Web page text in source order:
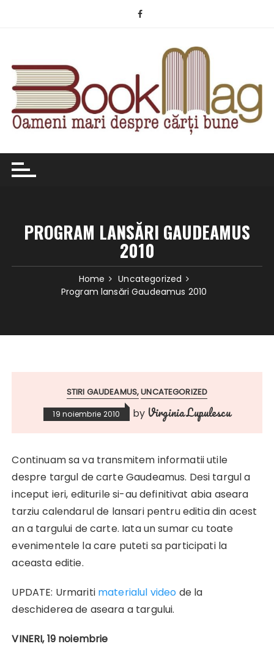
PROGRAM LANSĂRI GAUDEAMUS
2010
Home
Uncategorized
Program lansări Gaudeamus 2010
STIRI GAUDEAMUS UNCATEGORIZED
19 noiembrie 2010 by Virginia Lupulescu
Continuam sa va transmitem informatii utile
despre targul de carte Gaudeamus. Desi targul a
inceput ieri, editurile si-au definitivat abia aseara
tarziu calendarul de lansari pentru editia din acest
an a targului de carte. Iata un sumar cu toate
evenimentele la care puteti sa participati la
aceasta editie.
UPDATE: Urmariti materialul video de la
deschiderea de aseara a targului.
VINERI, 19 noiembrie